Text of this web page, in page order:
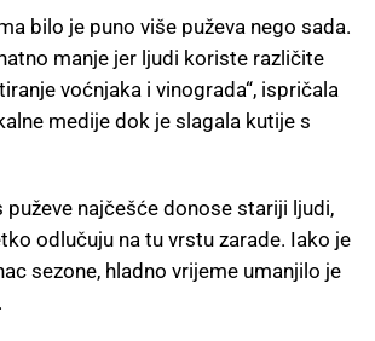
bilo je puno više puževa nego sada.
manje jer ljudi koriste različite
voćnjaka i vinograda“, ispričala
medije dok je slagala kutije s
puževe najčešće donose stariji ljudi,
odlučuju na tu vrstu zarade. Iako je
sezone, hladno vrijeme umanjilo je